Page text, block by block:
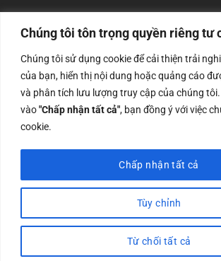
Chúng tôi tôn trọng quyền riêng tư
Chúng tôi sử dụng cookie để cải thiện trải
của bạn, hiển thị nội dung hoặc quảng cáo
và phân tích lưu lượng truy cập của chúng
vào"Chấp nhận tất cả", bạn đồng ý với việc
cookie.
Tùy chỉnh
Từ chối tất cả
Chấp nhận tất cả
Công ty TNHH Nam Bình Xương - Số
cấp ngày 14/06/2019 bởi Sở Kế Hoạch
Nội
Copyrights @2023 Nam Binh Xuong. All